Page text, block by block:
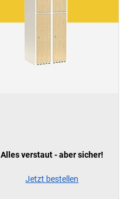
Alles verstaut - aber sicher!
Jetzt bestellen